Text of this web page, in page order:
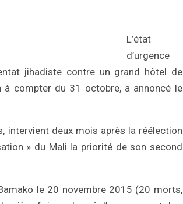
L’état
d’urgence
jihadiste contre un grand hôtel de
à compter du 31 octobre, a annoncé le
intervient deux mois après la réélection
» du Mali la priorité de son second
le 20 novembre 2015 (20 morts,